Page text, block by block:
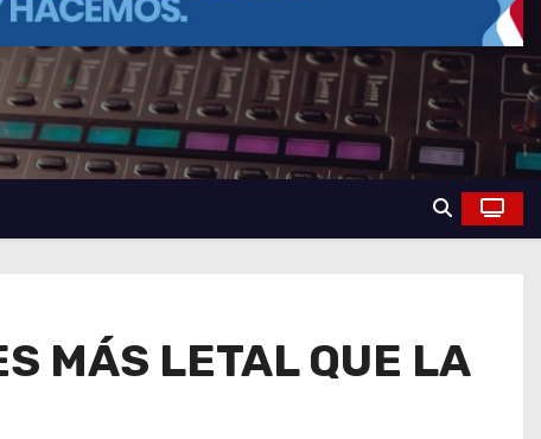
MÁS LETAL QUE LA